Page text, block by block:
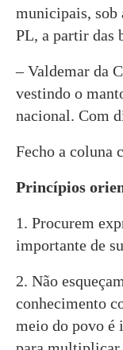
municipais, sob
PL, a partir das
– Valdemar da
vestindo o
nacional. Com
Fecho a coluna
Princípios
1. Procurem
importante de
2. Não
conhecimento
meio do povo é